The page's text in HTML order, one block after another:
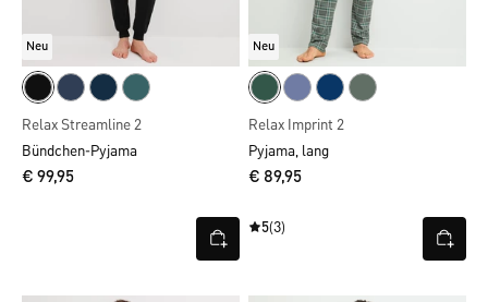
Neu
Relax Streamline 2
Bündchen-Pyjama
€ 99,95
Neu
Relax Imprint 2
Pyjama, lang
€ 89,95
5(3)